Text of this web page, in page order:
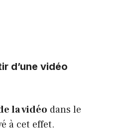
d’une vidéo
la vidéo dans le
à cet effet.